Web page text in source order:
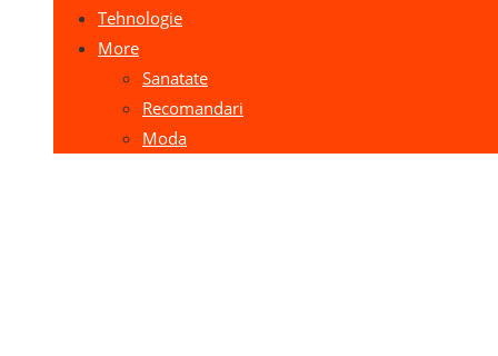
Tehnologie
More
Sanatate
Recomandari
Moda